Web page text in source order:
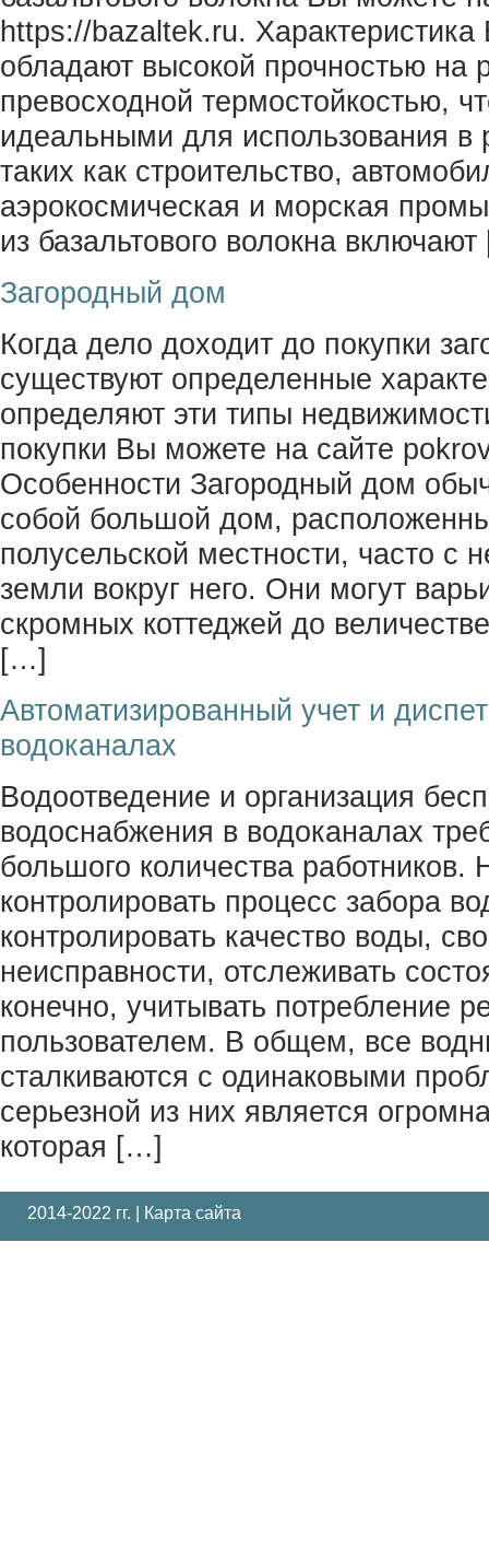
https://bazaltek.ru. Характеристика
обладают высокой прочностью на
превосходной термостойкостью,
идеальными для использования в
таких как строительство,
аэрокосмическая и морская
из базальтового волокна
Загородный дом
Когда дело доходит до покупки
существуют определенные
определяют эти типы
покупки Вы можете на сайте
Особенности Загородный дом
собой большой дом,
полусельской местности, часто с
земли вокруг него. Они могут
скромных коттеджей до
[…]
Автоматизированный учет и
водоканалах
Водоотведение и организация
водоснабжения в водоканалах
большого количества работников.
контролировать процесс забора
контролировать качество воды,
неисправности, отслеживать
конечно, учитывать потребление
пользователем. В общем, все
сталкиваются с одинаковыми
серьезной из них является
которая […]
2014-2022 гг. | Карта сайта